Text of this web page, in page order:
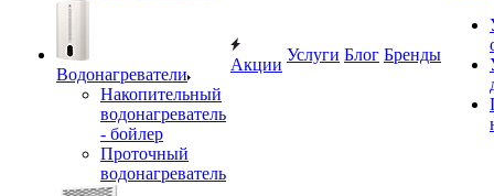
Водонагреватели
Накопительный
водонагреватель
- бойлер
Проточный
водонагреватель
Акции
Услуги Блог Бренды